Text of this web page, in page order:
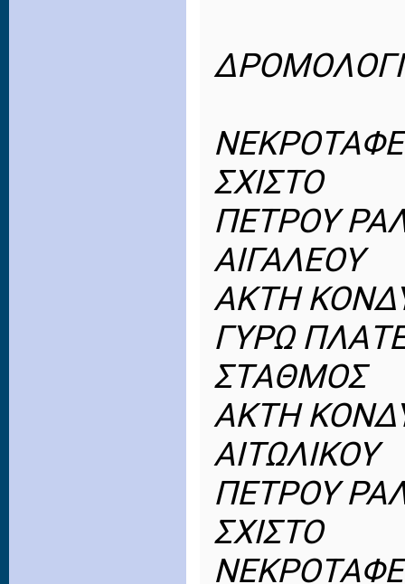
ΣΧΙΣΤΟ
ΠΕΤΡΟΥ
ΑΙΓΑΛΕΟΥ
ΑΚΤΗ
ΓΥΡΩ
ΣΤΑΘΜΟΣ
ΑΚΤΗ
ΑΙΤΩΛΙΚΟΥ
ΠΕΤΡΟΥ
ΣΧΙΣΤΟ